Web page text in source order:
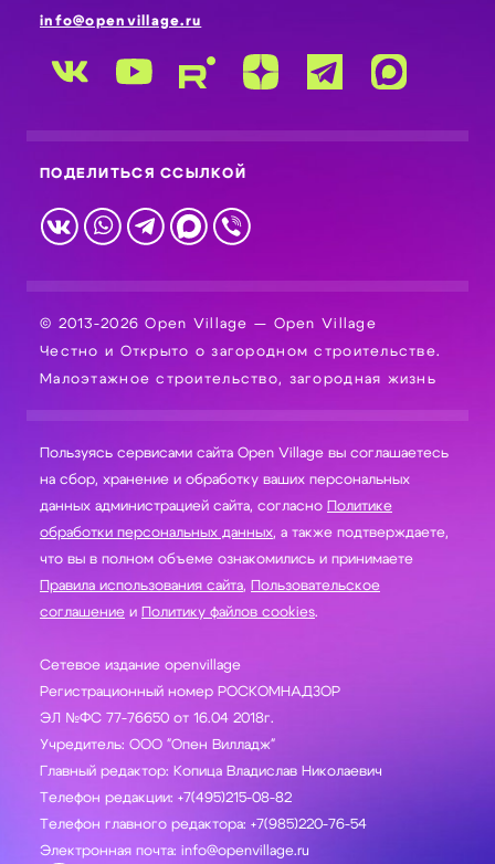
info@openvillage.ru
ПОДЕЛИТЬСЯ ССЫЛКОЙ
© 2013-2026 Open Village — Open Village
Честно и Открыто о загородном строительстве.
Малоэтажное строительство, загородная жизнь
Пользуясь сервисами сайта Open Village вы соглашаетесь
на сбор, хранение и обработку ваших персональных
данных администрацией сайта, согласно Политике
обработки персональных данных, а также подтверждаете,
что вы в полном объеме ознакомились и принимаете
Правила использования сайта, Пользовательское
соглашение и Политику файлов cookies.
Сетевое издание openvillage
Регистрационный номер РОСКОМНАДЗОР
ЭЛ №ФС 77-76650 от 16.04 2018г.
Учредитель: ООО "Опен Вилладж"
Главный редактор: Копица Владислав Николаевич
Телефон редакции: +7(495)215-08-82
Телефон главного редактора: +7(985)220-76-54
Электронная почта: info@openvillage.ru